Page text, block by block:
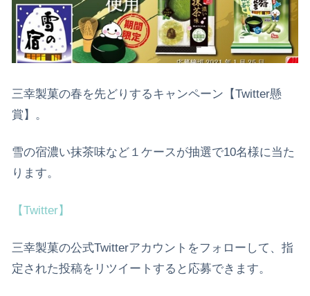
三幸製菓の春を先どりするキャンペーン【Twitter懸
賞】。
雪の宿濃い抹茶味など１ケースが抽選で10名様に当た
ります。
【Twitter】
三幸製菓の公式Twitterアカウントをフォローして、指
定された投稿をリツイートすると応募できます。